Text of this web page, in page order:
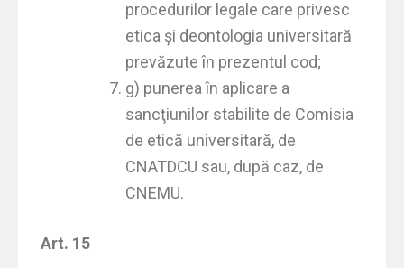
procedurilor legale care privesc
etica şi deontologia universitară
prevăzute în prezentul cod;
g) punerea în aplicare a
sancţiunilor stabilite de Comisia
de etică universitară, de
CNATDCU sau, după caz, de
CNEMU.
Art. 15